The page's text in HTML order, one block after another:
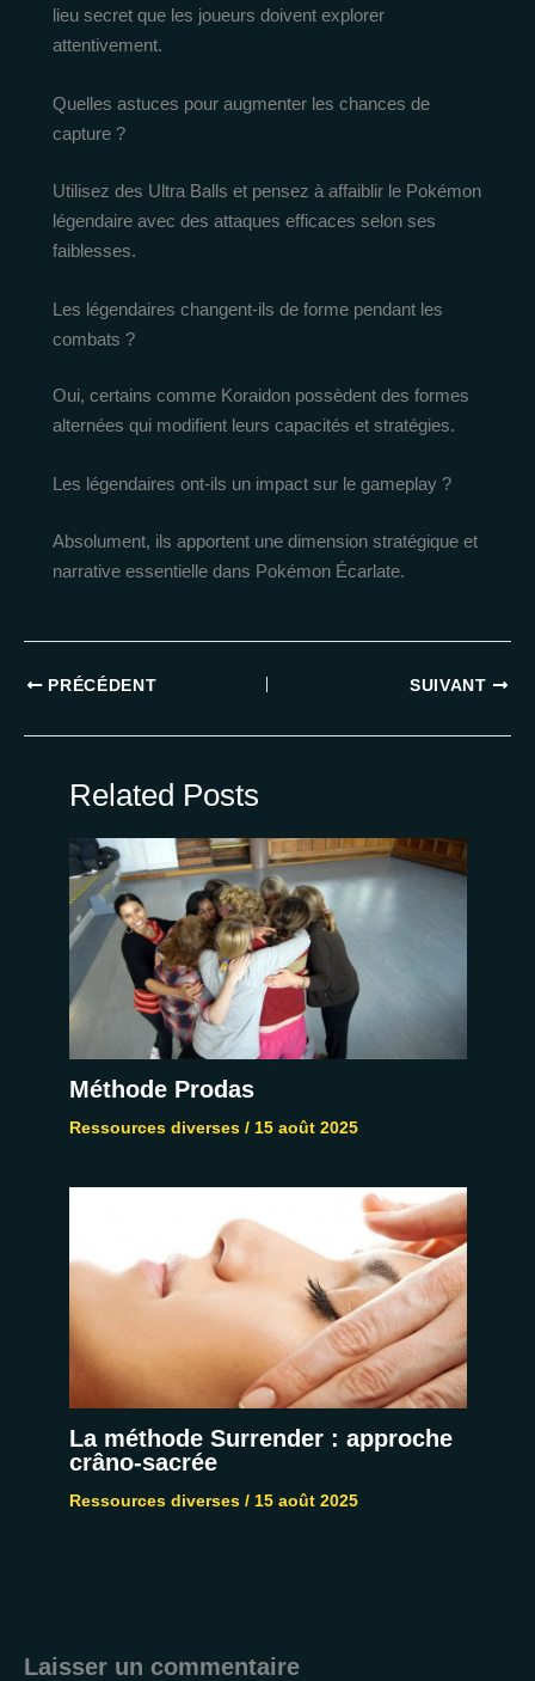
lieu secret que les joueurs doivent explorer
attentivement.
Quelles astuces pour augmenter les chances de
capture ?
Utilisez des Ultra Balls et pensez à affaiblir le Pokémon
légendaire avec des attaques efficaces selon ses
faiblesses.
Les légendaires changent-ils de forme pendant les
combats ?
Oui, certains comme Koraidon possèdent des formes
alternées qui modifient leurs capacités et stratégies.
Les légendaires ont-ils un impact sur le gameplay ?
Absolument, ils apportent une dimension stratégique et
narrative essentielle dans Pokémon Écarlate.
PRÉCÉDENT SUIVANT
Related Posts
Méthode Prodas
Ressources diverses/ 15 août 2025
La méthode Surrender : approche
crâno-sacrée
Ressources diverses/ 15 août 2025
Laisser un commentaire